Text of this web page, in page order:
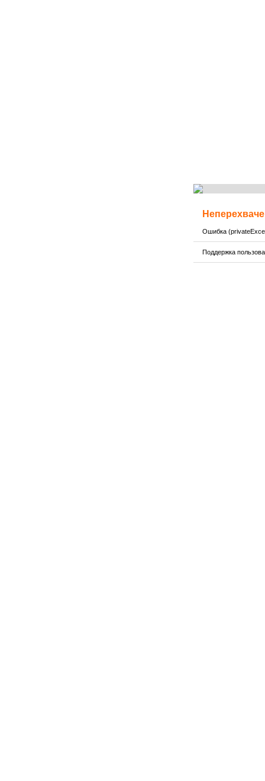
Ошибка
Поддержка